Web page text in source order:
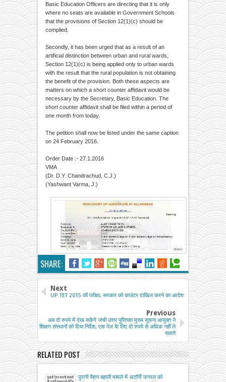
Basic Education Officers are directing that it is only
where no seats are available in Government Schools
that the provisions of Section 12(1)(c) should be
complied.
Secondly, it has been urged that as a result of an
artificial distinction between urban and rural wards,
Section 12(1)(c) is being applied only to urban wards
with the result that the rural population is not obtaining
the benefit of the provision. Both these aspects are
matters on which a short counter affidavit would be
necessary by the Secretary, Basic Education. The
short counter affidavit shall be filed within a period of
one month from today.
The petition shall now be listed under the same caption
on 24 February 2016.
Order Date :- 27.1.2016
VMA
(Dr. D.Y. Chandrachud, C.J.)
(Yashwant Varma, J.)
SHARE:
Next
UP TET 2015 की परीक्षा, सरकार को काउंटर दाखिल करने का आदेश
Previous
अब दो रुपये में देख सकेंगे जंची उत्तर पुस्तिका मुख्य सूचना आयुक्त ने
शिक्षण संस्थानों को दिया निर्देश, एक पेज के लिए दो रुपये से अधिक नहीं ले
सकते
RELATED POST
पुरानी पेंशन बहाली मामले में अटॉर्नी जनरल को